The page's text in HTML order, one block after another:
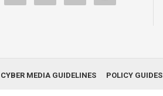
CYBER MEDIA GUIDELINES POLICY GUIDES